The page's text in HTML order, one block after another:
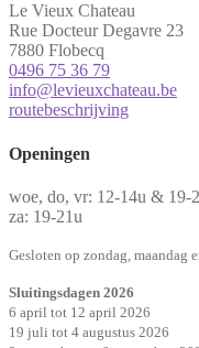
Le Vieux Chateau
Rue Docteur Degavre 23
7880 Flobecq
0496 75 36 79
info@levieuxchateau.be
routebeschrijving
Openingen
woe, do, vr: 12-14u & 19-
za: 19-21u
Gesloten op zondag, maandag
Sluitingsdagen 2026
6 april tot 12 april 2026
19 juli tot 4 augustus 2026